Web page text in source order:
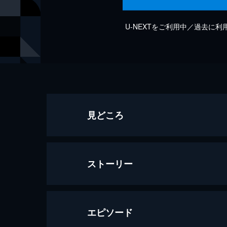
U-NEXTをご利用中／過去に利
見どころ
ストーリー
エピソード